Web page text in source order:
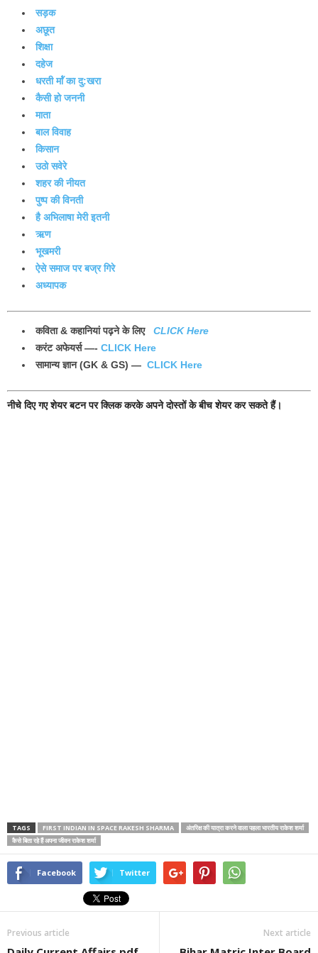
सड़क
अछूत
शिक्षा
दहेज
धरती माॅ॑ का दु:खरा
कैसी हो जननी
माता
बाल विवाह
किसान
उठो सवेरे
शहर की नीयत
पुष्प की विनती
है अभिलाषा मेरी इतनी
ऋण
भूखमरी
ऐसे समाज पर बज्र गिरे
अध्यापक
कविता & कहानियां पढ़ने के लिए
CLICK Here
करंट अफेयर्स —- CLICK Here
सामान्य ज्ञान (GK & GS) — CLICK Here
नीचे दिए गए शेयर बटन पर क्लिक करके अपने दोस्तों के बीच शेयर कर सकते हैं।
TAGS FIRST INDIAN IN SPACE RAKESH SHARMA
अंतरिक्ष की यात्रा करने वाला पहला भारतीय राकेश शर्मा
कैसे बिता रहे हैं अपना जीवन राकेश शर्मा
Facebook Twitter
Previous article Next article